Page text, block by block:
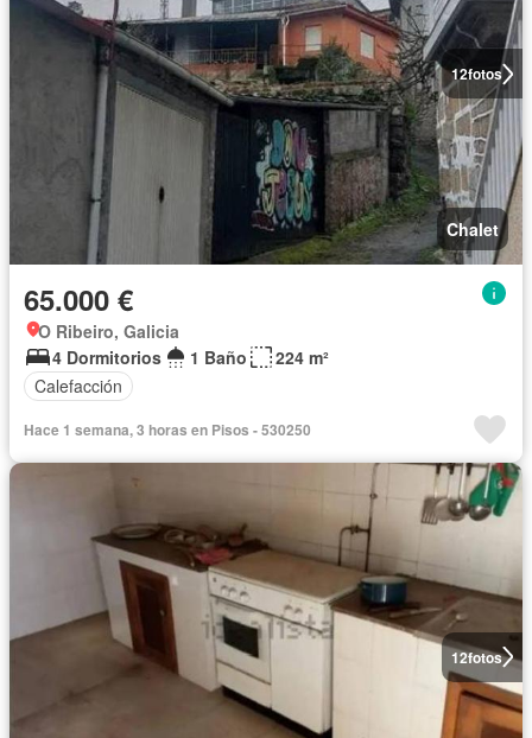
12fotos
Chalet
65.000 €
O Ribeiro, Galicia
4 Dormitorios
1 Baño
224 m²
Calefacción
Hace 1 semana, 3 horas en Pisos - 530250
12fotos